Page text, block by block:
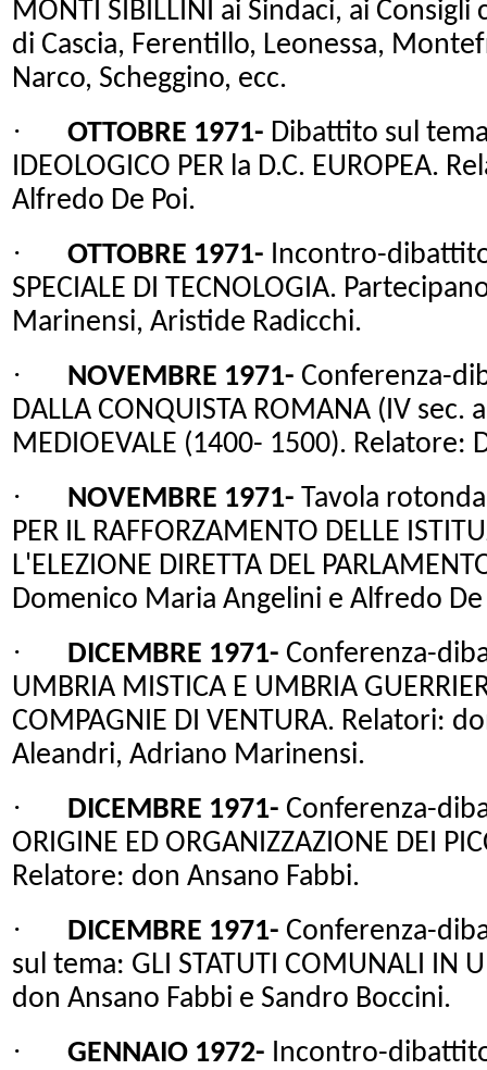
MONTI SIBILLINI ai Sindaci, ai
di Cascia, Ferentillo, Leonessa,
Narco, Scheggino, ecc.
· OTTOBRE 1971- Dibattito sul
IDEOLOGICO PER la D.C. EUROPEA.
Alfredo De Poi.
· OTTOBRE 1971- Incontro-
SPECIALE DI TECNOLOGIA.
Marinensi, Aristide Radicchi.
· NOVEMBRE 1971- Conferenza-
DALLA CONQUISTA ROMANA (IV sec.
MEDIOEVALE (1400- 1500). Relatore:
· NOVEMBRE 1971- Tavola
PER IL RAFFORZAMENTO DELLE
L'ELEZIONE DIRETTA DEL
Domenico Maria Angelini e Alfredo De
· DICEMBRE 1971- Conferenza-
UMBRIA MISTICA E UMBRIA
COMPAGNIE DI VENTURA. Relatori:
Aleandri, Adriano Marinensi.
· DICEMBRE 1971- Conferenza-
ORIGINE ED ORGANIZZAZIONE DEI
Relatore: don Ansano Fabbi.
· DICEMBRE 1971- Conferenza-
sul tema: GLI STATUTI COMUNALI IN
don Ansano Fabbi e Sandro Boccini.
· GENNAIO 1972- Incontro-